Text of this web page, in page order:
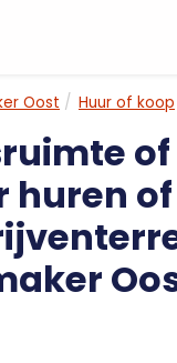
Oost Huur of koop
of
huren